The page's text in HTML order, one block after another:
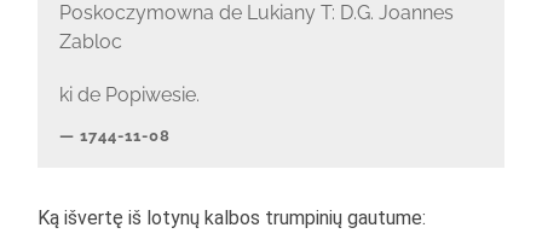
Poskoczymowna de Lukiany T: D.G. Joannes
Zabloc
ki de Popiwesie.
1744-11-08
Ką išvertę iš lotynų kalbos trumpinių gautume: